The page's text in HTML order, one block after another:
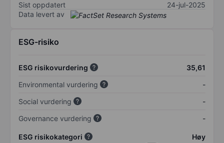
Sist oppdatert
24-jul-2025
Data levert av
ESG-risiko
ESG risikovurdering
35,61
Environmental vurdering
-
Social vurdering
-
Governance vurdering
-
ESG risikokategori Høy